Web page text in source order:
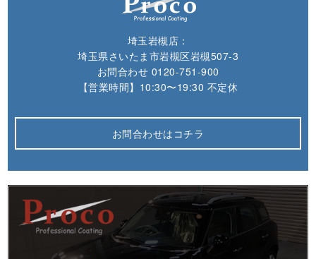
埼玉岩槻店：
埼玉県さいたま市岩槻区岩槻507-3
お問合わせ 0120-751-900
【営業時間】10:30〜19:30 不定休
お問合わせはコチラ